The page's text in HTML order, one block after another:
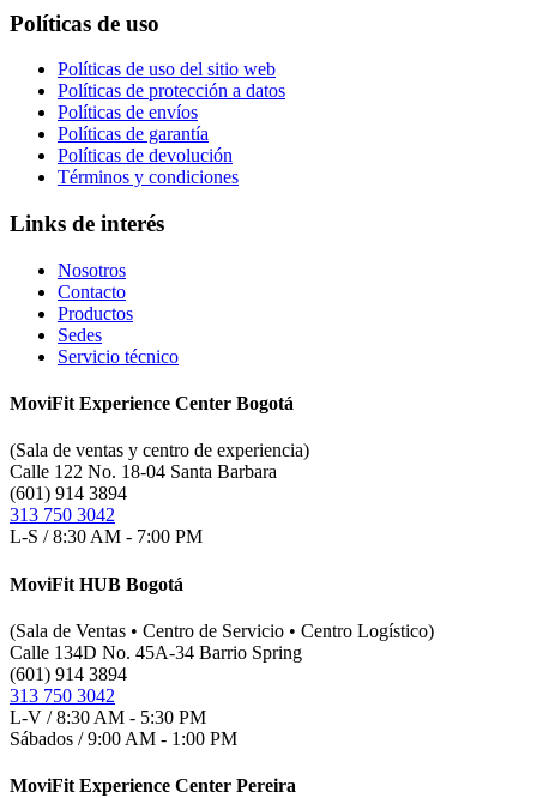
Políticas de uso
Políticas de uso del sitio web
Políticas de protección a datos
Políticas de envíos
Políticas de garantía
Políticas de devolución
Términos y condiciones
Links de interés
Nosotros
Contacto
Productos
Sedes
Servicio técnico
MoviFit Experience Center Bogotá
(Sala de ventas y centro de experiencia)
Calle 122 No. 18-04 Santa Barbara
(601) 914 3894
313 750 3042
L-S / 8:30 AM - 7:00 PM
MoviFit HUB Bogotá
(Sala de Ventas • Centro de Servicio • Centro Logístico)
Calle 134D No. 45A-34 Barrio Spring
(601) 914 3894
313 750 3042
L-V / 8:30 AM - 5:30 PM
Sábados / 9:00 AM - 1:00 PM
MoviFit Experience Center Pereira